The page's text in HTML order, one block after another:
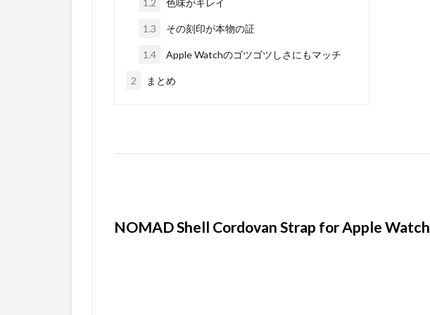
1.3 その刻印が本物の証
1.4 Apple Watchのゴツゴツしさにもマッチ
2 まとめ
NOMAD Shell Cordovan Strap for Apple Watch